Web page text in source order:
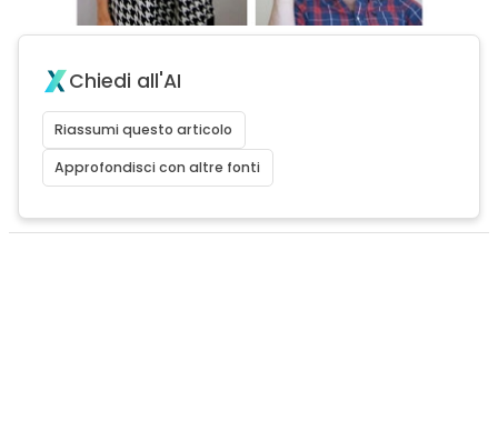
Chiedi all'AI
Riassumi questo articolo
Approfondisci con altre fonti